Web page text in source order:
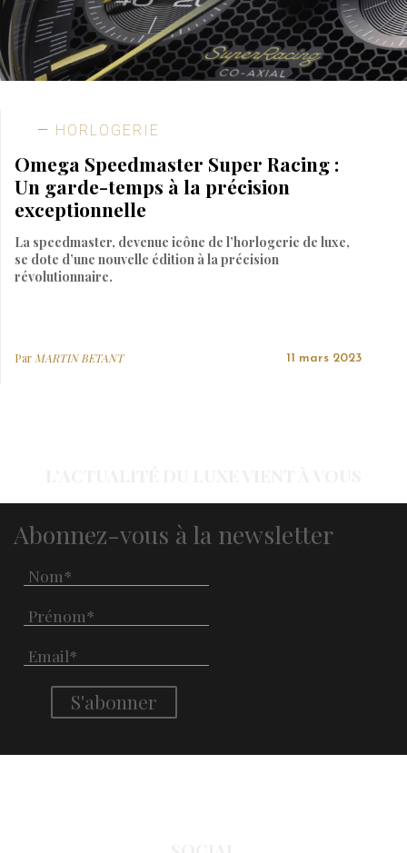
HORLOGERIE
Omega Speedmaster Super Racing :
Un garde-temps à la précision
exceptionnelle
La speedmaster, devenue icône de l’horlogerie de luxe,
se dote d’une nouvelle édition à la précision
révolutionnaire.
Par MARTIN BETANT 11 mars 2023
Abonnez-vous à la newsletter